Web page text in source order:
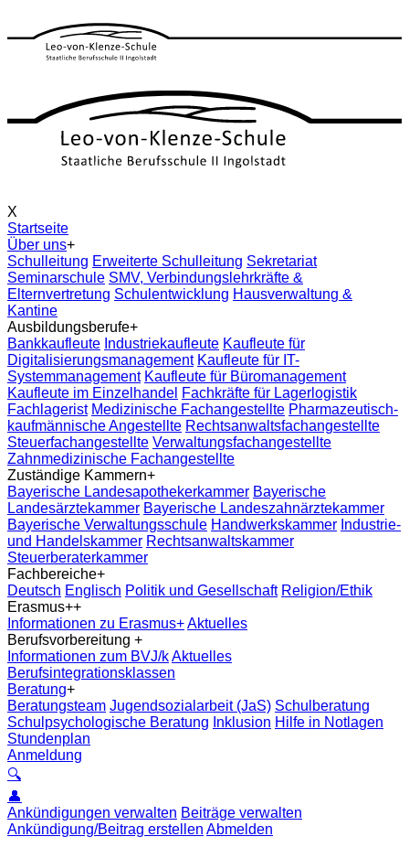
X
Startseite
Über uns+
Schulleitung Erweiterte Schulleitung Sekretariat
Seminarschule SMV, Verbindungslehrkräfte &
Elternvertretung Schulentwicklung Hausverwaltung &
Kantine
Ausbildungsberufe+
Bankkaufleute Industriekaufleute Kaufleute für
Digitalisierungsmanagement Kaufleute für IT-
Systemmanagement Kaufleute für Büromanagement
Kaufleute im Einzelhandel Fachkräfte für Lagerlogistik
Fachlagerist Medizinische Fachangestellte Pharmazeutisch-
kaufmännische Angestellte Rechtsanwaltsfachangestellte
Steuerfachangestellte Verwaltungsfachangestellte
Zahnmedizinische Fachangestellte
Zuständige Kammern+
Bayerische Landesapothekerkammer Bayerische
Landesärztekammer Bayerische Landeszahnärztekammer
Bayerische Verwaltungsschule Handwerkskammer Industrie-
und Handelskammer Rechtsanwaltskammer
Steuerberaterkammer
Fachbereiche+
Deutsch Englisch Politik und Gesellschaft Religion/Ethik
Erasmus++
Informationen zu Erasmus+Aktuelles
Berufsvorbereitung +
Informationen zum BVJ/kAktuelles
Berufsintegrationsklassen
Beratung+
Beratungsteam Jugendsozialarbeit (JaS) Schulberatung
Schulpsychologische Beratung Inklusion Hilfe in Notlagen
Stundenplan
Anmeldung
🔍
👤
Ankündigungen verwalten Beiträge verwalten
Ankündigung/Beitrag erstellen Abmelden